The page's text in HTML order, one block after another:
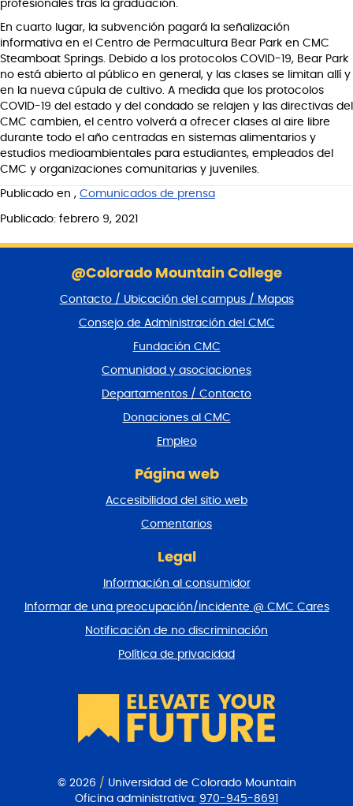
profesionales tras la graduación.
En cuarto lugar, la subvención pagará la señalización
informativa en el Centro de Permacultura Bear Park en CMC
Steamboat Springs. Debido a los protocolos COVID-19, Bear Park
no está abierto al público en general, y las clases se limitan allí y
en la nueva cúpula de cultivo. A medida que los protocolos
COVID-19 del estado y del condado se relajen y las directivas del
CMC cambien, el centro volverá a ofrecer clases al aire libre
durante todo el año centradas en sistemas alimentarios y
estudios medioambientales para estudiantes, empleados del
CMC y organizaciones comunitarias y juveniles.
Publicado en , Comunicados de prensa
Publicado: febrero 9, 2021
@Colorado Mountain College
Contacto / Ubicación del campus / Mapas
Consejo de Administración del CMC
Fundación CMC
Comunidad y asociaciones
Departamentos / Contacto
Donaciones al CMC
Empleo
Página web
Accesibilidad del sitio web
Comentarios
Legal
Información al consumidor
Informar de una preocupación/incidente @ CMC Cares
Notificación de no discriminación
Política de privacidad
© 2026 / Universidad de Colorado Mountain
Oficina administrativa: 970-945-8691